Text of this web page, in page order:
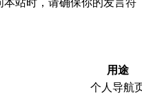
站时，请确保你的发言符
用途
个人导航